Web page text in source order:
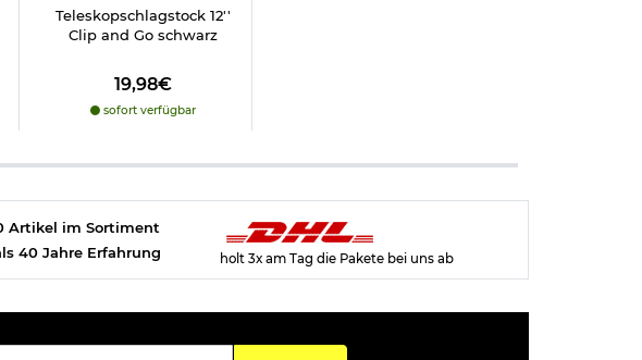
Teleskopschlagstock 12''
Clip and Go schwarz
19,98€
sofort verfügbar
Artikel im Sortiment
40 Jahre Erfahrung
holt 3x am Tag die Pakete bei uns ab